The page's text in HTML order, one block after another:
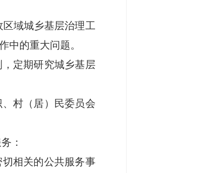
区域城乡基层治理工
中的重大问题。
定期研究城乡基层
、村 （ 居 ）
民委员会
：
相关的公共服务事